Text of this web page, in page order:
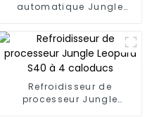
automatique Jungle
Refroidisseur de
processeur Jungle